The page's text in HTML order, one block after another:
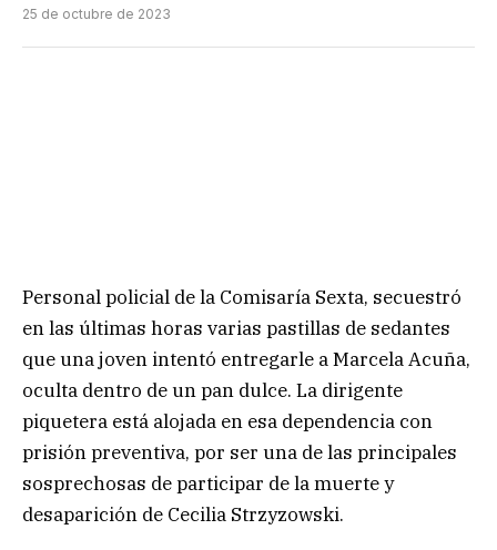
25 de octubre de 2023
Personal policial de la Comisaría Sexta, secuestró
en las últimas horas varias pastillas de sedantes
que una joven intentó entregarle a Marcela Acuña,
oculta dentro de un pan dulce. La dirigente
piquetera está alojada en esa dependencia con
prisión preventiva, por ser una de las principales
sosprechosas de participar de la muerte y
desaparición de Cecilia Strzyzowski.